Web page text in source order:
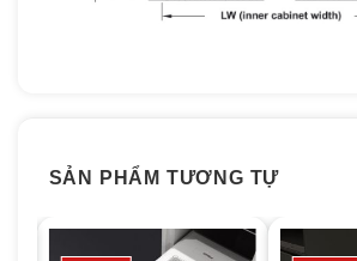
SẢN PHẨM TƯƠNG TỰ